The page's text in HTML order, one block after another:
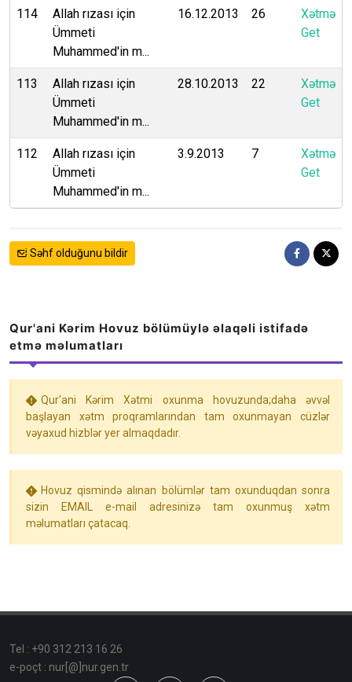
114
Allah rızası için
Ümmeti
Muhammed'in m...
16.12.2013 26
Xətmə
Get
113
Allah rızası için
Ümmeti
Muhammed'in m...
28.10.2013 22
Xətmə
Get
112
Allah rızası için
Ümmeti
Muhammed'in m...
3.9.2013 7
Xətmə
Get
Səhf olduğunu bildir
Qur'ani Kərim Hovuz bölümüylə əlaqəli istifadə
etmə məlumatları
Qur'ani Kərim Xətmi oxunma hovuzunda;daha əvvəl
başlayan xətm proqramlarından tam oxunmayan cüzlər
vəyaxud hizblər yer almaqdadır.
Hovuz qismində alınan bölümlər tam oxunduqdan sonra
sizin EMAIL e-mail adresinizə tam oxunmuş xətm
məlumatları çatacaq.
Tel : +90 312 213 16 26
e-poçt : nur[@]nur.gen.tr